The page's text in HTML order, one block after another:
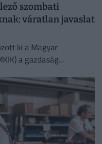
szombati
váratlan javaslat
ki a Magyar
a gazdaság